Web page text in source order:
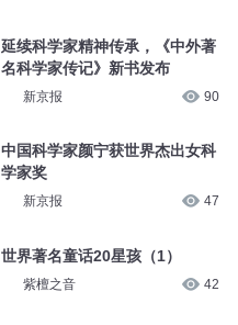
延续科学家精神传承，《中外著
名科学家传记》新书发布
新京报 90
中国科学家颜宁获世界杰出女科
学家奖
新京报 47
世界著名童话20星孩（1）
紫檀之音 42